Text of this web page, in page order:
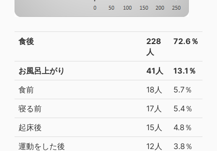
食後
228
人
72.6％
お風呂上がり 41人
13.1％
食前
18人
5.7％
寝る前
17人
5.4％
起床後
15人
4.8％
運動をした後
12人 3.8％